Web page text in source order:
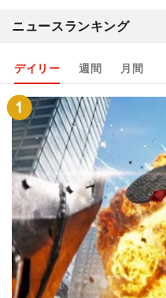
ニュースランキング
デイリー 週間 月間